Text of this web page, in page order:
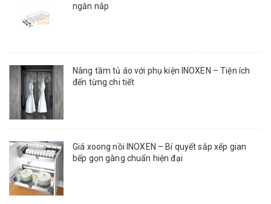
ngăn nắp
Nâng tầm tủ áo với phụ kiện INOXEN – Tiện ích
đến từng chi tiết
Giá xoong nồi INOXEN – Bí quyết sắp xếp gian
bếp gọn gàng chuẩn hiện đại